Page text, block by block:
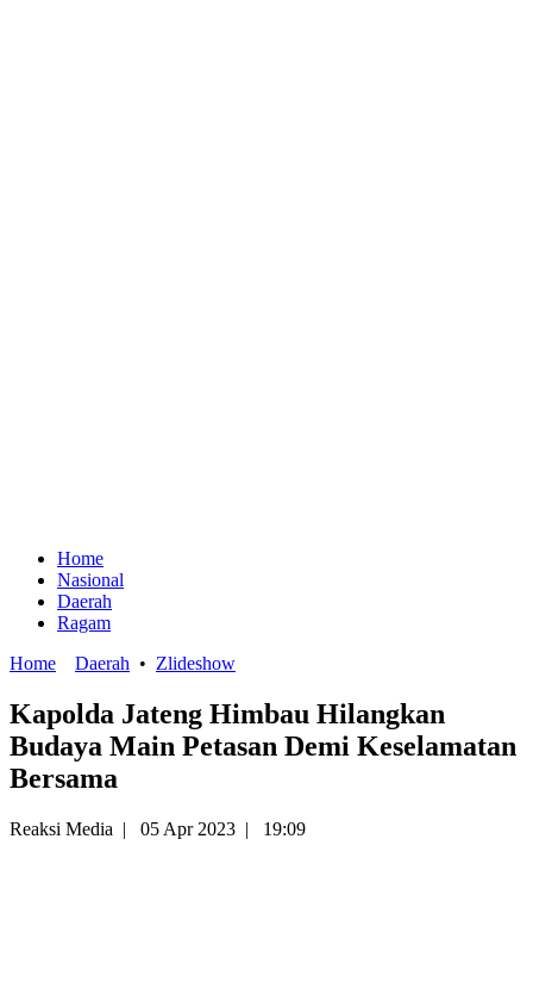
Home
Nasional
Daerah
Ragam
Home
Daerah • Zlideshow
Kapolda Jateng Himbau Hilangkan
Budaya Main Petasan Demi Keselamatan
Bersama
Reaksi Media | 05 Apr 2023 | 19:09